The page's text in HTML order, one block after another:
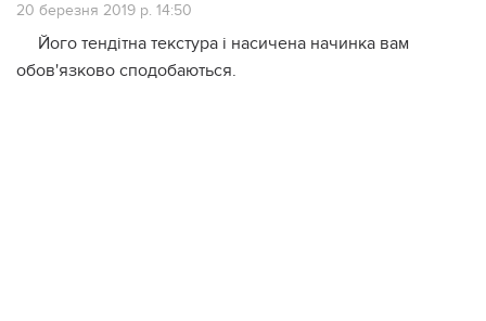
20 березня 2019 р. 14:50
Його тендітна текстура і насичена начинка вам
обов'язково сподобаються.